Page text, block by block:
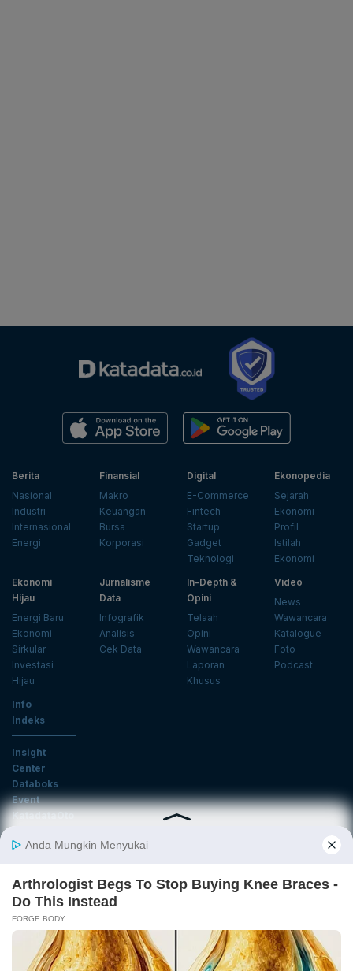
Berita
Nasional
Industri
Internasional
Energi
Finansial
Makro
Keuangan
Bursa
Korporasi
Digital
E-Commerce
Fintech
Startup
Gadget
Teknologi
Ekonopedia
Sejarah
Ekonomi
Profil
Istilah
Ekonomi
Ekonomi
Hijau
Energi Baru
Ekonomi
Sirkular
Investasi
Hijau
Jurnalisme
Data
Infografik
Analisis
Cek Data
In-Depth &
Opini
Telaah
Opini
Wawancara
Laporan
Khusus
Video
News
Wawancara
Katalogue
Foto
Podcast
Info
Indeks
Insight
Center
Databoks
Event
KatadataOto
Email
Daftar